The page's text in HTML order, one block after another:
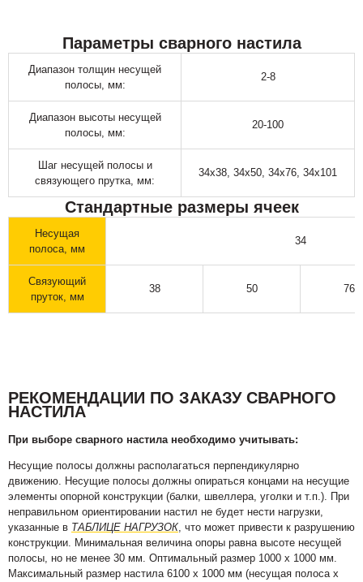
Параметры сварного настила
Диапазон толщин несущей
полосы, мм:
2-8
Диапазон высоты несущей
полосы, мм:
20-100
Шаг несущей полосы и
связующего прутка, мм:
34х38, 34х50, 34х76, 34х101
Стандартные размеры ячеек
Несущая
полоса, мм
34
Связующий
пруток, мм
38 50 76
РЕКОМЕНДАЦИИ ПО ЗАКАЗУ СВАРНОГО
НАСТИЛА
При выборе сварного настила необходимо учитывать:
Несущие полосы должны располагаться перпендикулярно
движению. Несущие полосы должны опираться концами на несущие
элементы опорной конструкции (балки, швеллера, уголки и т.п.). При
неправильном ориентировании настил не будет нести нагрузки,
указанные в ТАБЛИЦЕ НАГРУЗОК, что может привести к разрушению
конструкции. Минимальная величина опоры равна высоте несущей
полосы, но не менее 30 мм. Оптимальный размер 1000 х 1000 мм.
Максимальный размер настила 6100 х 1000 мм (несущая полоса х